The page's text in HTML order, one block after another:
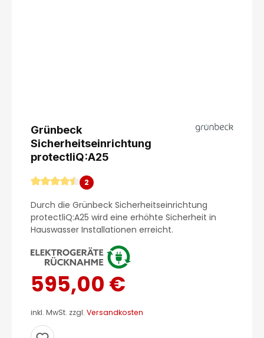
Grünbeck
Sicherheitseinrichtung
protectliQ:A25
Durchschnittliche Bewertung von 4.5 von 5
2
Durch die Grünbeck Sicherheitseinrichtung
protectliQ:A25 wird eine erhöhte Sicherheit in
Hauswasser Installationen erreicht.
595,00 €
inkl. MwSt. zzgl. Versandkosten